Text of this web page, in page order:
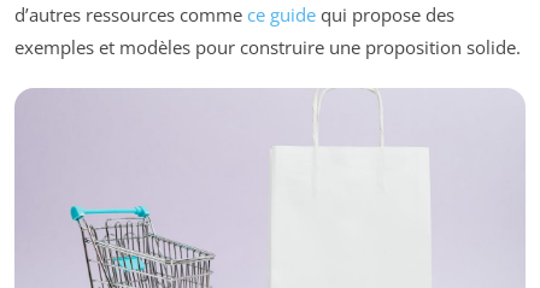
d’autres ressources comme ce guide qui propose des
exemples et modèles pour construire une proposition solide.